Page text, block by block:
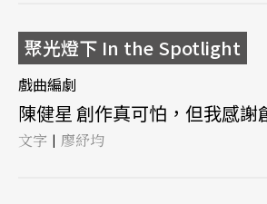
聚光燈下 In the Spotlight
戲曲編劇
陳健星 創作真可怕，但我感謝
文字 | 廖紓均